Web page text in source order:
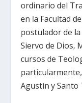
ordinario del
en la Facultad
postulador de la
Siervo de Dios,
cursos de
Agustín y Santo